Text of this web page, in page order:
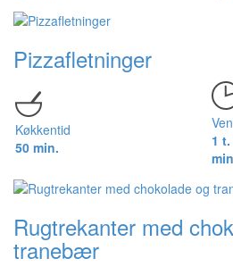
Pizzafletninger
Køkkentid
50 min.
1
Rugtrekanter med
tranebær